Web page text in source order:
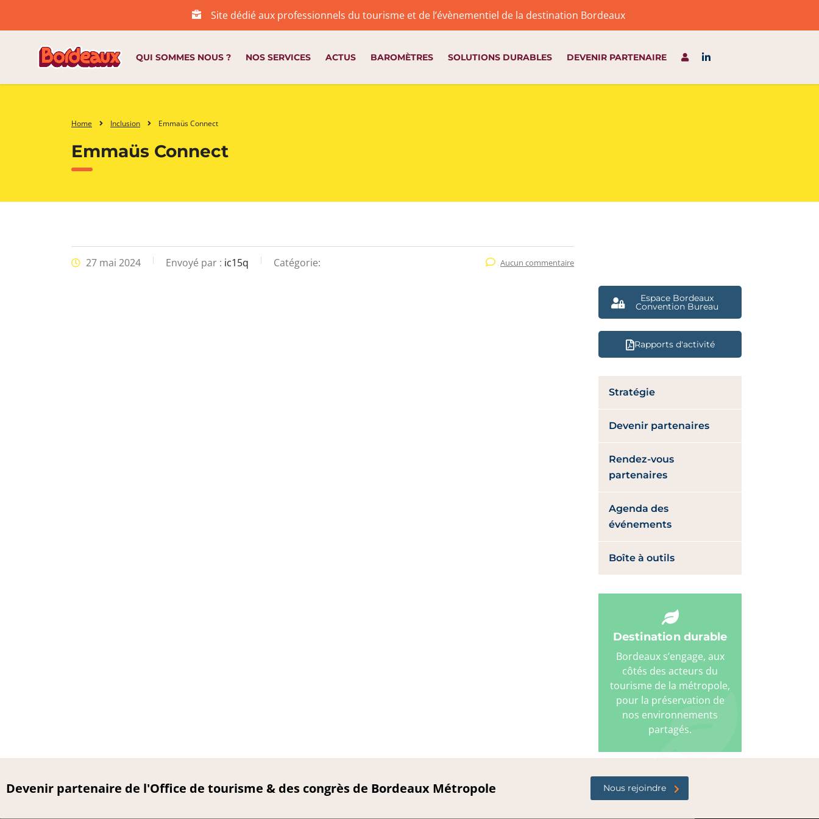
Site dédié aux professionnels du tourisme et de l’évènementiel de la destination Bordeaux
QUI SOMMES NOUS ? NOS SERVICES ACTUS BAROMÈTRES SOLUTIONS DURABLES DEVENIR PARTENAIRE
Home Inclusion Emmaüs Connect
Emmaüs Connect
27 mai 2024 Envoyé par : ic15q Catégorie: Aucun commentaire
Espace Bordeaux
Convention Bureau
Rapports d'activité
Stratégie
Devenir partenaires
Rendez-vous
partenaires
Agenda des
événements
Boîte à outils
Destination durable
Bordeaux s’engage, aux
côtés des acteurs du
tourisme de la métropole,
pour la préservation de
nos environnements
partagés.
Devenir partenaire de l'Office de tourisme & des congrès de Bordeaux Métropole Nous rejoindre